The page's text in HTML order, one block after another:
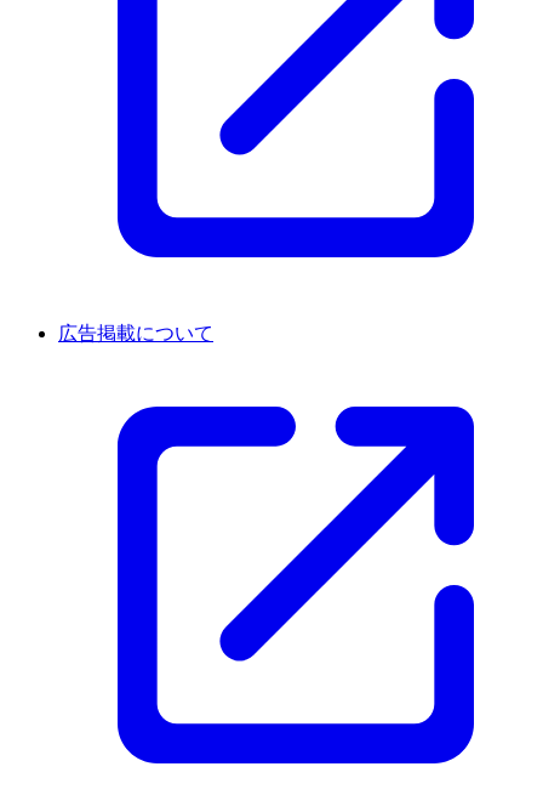
広告掲載について